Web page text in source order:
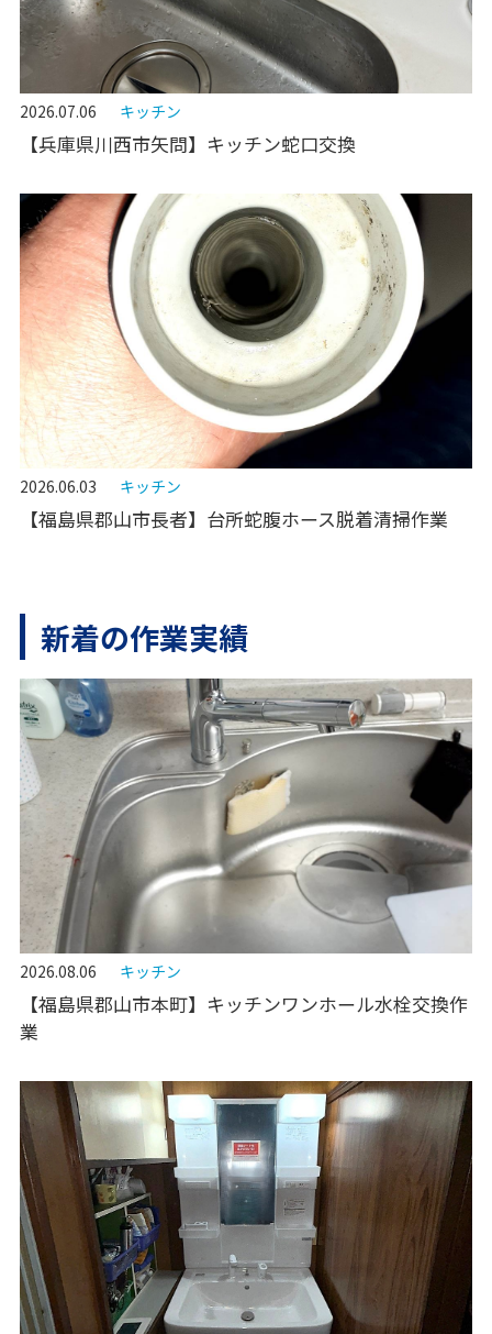
2026.07.06 キッチン
【兵庫県川西市矢問】キッチン蛇口交換
2026.06.03 キッチン
【福島県郡山市長者】台所蛇腹ホース脱着清掃作業
新着の作業実績
2026.08.06 キッチン
【福島県郡山市本町】キッチンワンホール水栓交換作
業